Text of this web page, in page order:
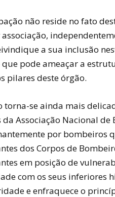
não reside no fato
a sua inclusão
pode ameaçar a
pilares deste órgão.
torna-se ainda mais
Associação Nacional
por bombeiros
dos Corpos de
em posição de
com os seus inferiores
e enfraquece o